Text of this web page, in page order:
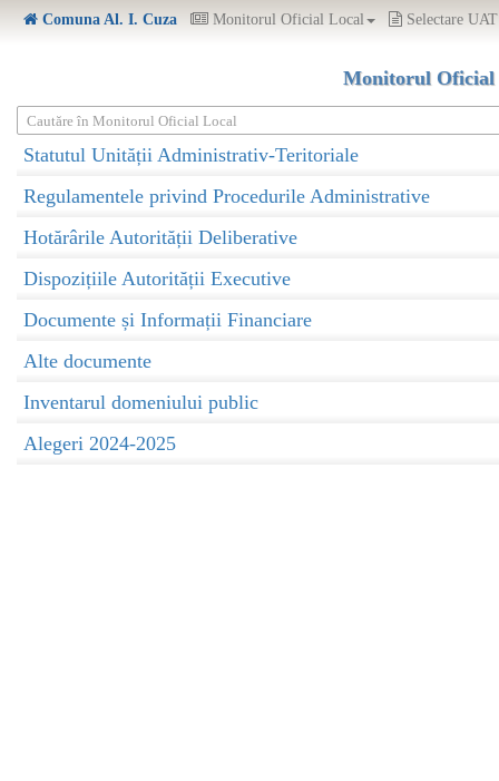
Comuna Al. I. Cuza Monitorul Oficial Local Selectare UAT
Monitorul Oficial
Cautăre în Monitorul Oficial Local
Statutul Unității Administrativ-Teritoriale
Regulamentele privind Procedurile Administrative
Hotărârile Autorității Deliberative
Dispozițiile Autorității Executive
Documente și Informații Financiare
Alte documente
Inventarul domeniului public
Alegeri 2024-2025